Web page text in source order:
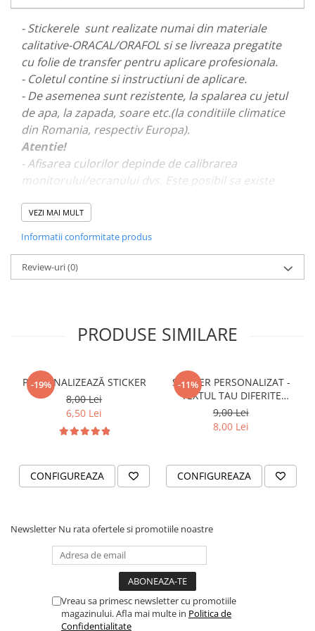
PARASOLARE
PAUL WALKER STICKER
PENTRU FETE
PRODUSE IN TRENDING
SETURI STICKERE
STICKERE CAPAC REZERVOR
STICKERE CRĂCIUN
STICKERE CU ANIMALE
STICKERE JDM
STICKERE PENTRU CAPOTA
STICKERE PENTRU LATERALE
STICKERE PERSONALIZATE
STICKERE UTILAJE AGRICOLE
STICKERE PERSONALIZATE
PRODUSE PERSONALIZATE FIRME
CARTI DE VIZITA
PLACUTE INFORMATIVE
TRICOURI MĂRCI AUTO
TRICOURI AUDI
TRICOURI DACIA
TRICOURI FORD
- Stickerele sunt realizate numai din materiale
calitative-ORACAL/ORAFOL si se livreaza pregatite
cu folie de transfer pentru aplicare profesionala.
- Coletul contine si instructiuni de aplicare.
- De asemenea sunt rezistente, la spalarea cu jetul
de apa, la zapada, soare etc.(la conditiile climatice
din Romania, respectiv Europa).
Atentie!
- Afisarea culorilor depinde de calibrarea
monitorului/ecranului dvs. Este posibil sa existe
- Pentru stickere personalizate si pentru a vizualiza
portofoliul nostru va rugam sa ne contactati
VEZI MAI MULT
Informatii conformitate produs
Review-uri(0)
PRODUSE SIMILARE
-19%
PERSONALIZEAZĂ STICKER
8,00 Lei
6,50 Lei
CONFIGUREAZA
-11%
STICKER PERSONALIZAT -
TEXTUL TAU DIFERITE
FONTURI
9,00 Lei
8,00 Lei
CONFIGUREAZA
Newsletter Nu rata ofertele si promotiile noastre
Vreau sa primesc newsletter cu promotiile
magazinului. Afla mai multe in Politica de
Confidentialitate